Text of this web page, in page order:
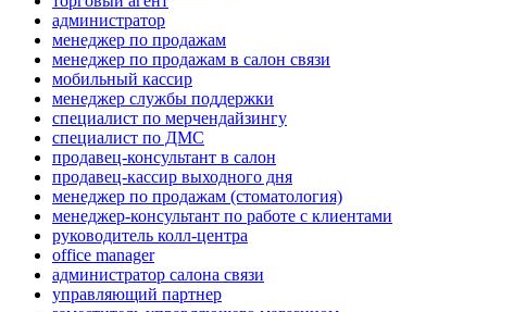
администратор
менеджер по продажам
менеджер по продажам в салон связи
мобильный кассир
менеджер службы поддержки
специалист по мерчендайзингу
специалист по ДМС
продавец-консультант в салон
продавец-кассир выходного дня
менеджер по продажам (стоматология)
менеджер-консультант по работе с клиентами
руководитель колл-центра
office manager
администратор салона связи
управляющий партнер